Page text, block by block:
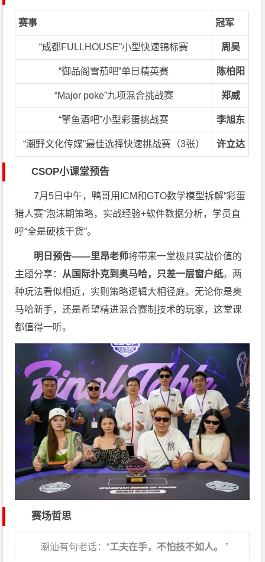
赛事 冠军
“成都FULLHOUSE”小型快速锦标赛 周昊
“御品阁雪茄吧”单日精英赛 陈柏阳
“Major poke”九项混合挑战赛 郑威
“擎鱼酒吧”小型彩蛋挑战赛 李旭东
“潮野文化传媒”最佳选择快速挑战赛（3张） 许立达
CSOP小课堂预告
7月5日中午，鸭哥用ICM和GTO数学模型拆解“彩蛋
猎人赛”泡沫期策略，实战经验+软件数据分析，学员直
呼“全是硬核干货”。
明日预告——里昂老师将带来一堂极具实战价值的
主题分享： 从国际扑克到奥马哈，只差一层窗户纸。两
种玩法看似相近，实则策略逻辑大相径庭。无论你是奥
马哈新手，还是希望精进混合赛制技术的玩家，这堂课
都值得一听。
赛场哲思
潮汕有句老话：“工夫在手，不怕技不如人。 ”